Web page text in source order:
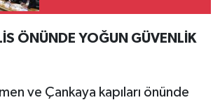
Çıkış!
ÖNÜNDE YOĞUN GÜVENLİK
ve Çankaya kapıları önünde